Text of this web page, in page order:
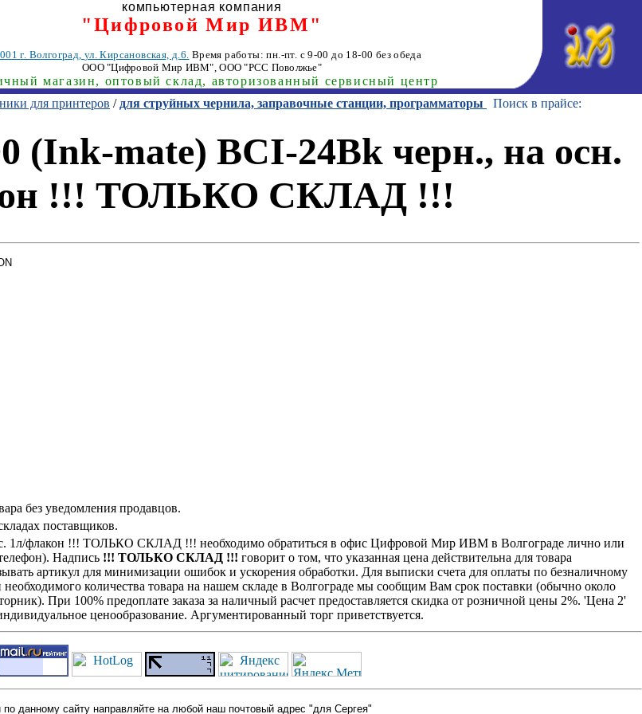
компьютерная компания
"Цифровой Мир ИВМ"
г. Волгоград, ул. Кирсановская, д.6. Время работы: пн.-пт. с 9-00 до 18-00 без обеда
ООО "Цифровой Мир ИВМ", ООО "РСС Поволжье"
магазин, оптовый склад, авторизованный сервисный центр
для принтеров / для струйных чернила, заправочные станции, программаторы Поиск в прайсе:
(Ink-mate) BCI-24Bk черн., на осн.
!!! ТОЛЬКО СКЛАД !!!
без уведомления продавцов.
поставщиков.
1л/флакон !!! ТОЛЬКО СКЛАД !!! необходимо обратиться в офис Цифровой Мир ИВМ в Волгограде лично или
Надпись !!! ТОЛЬКО СКЛАД !!! говорит о том, что указанная цена действительна для товара
артикул для минимизации ошибок и ускорения обработки. Для выписки счета для оплаты по безналичному
количества товара на нашем складе в Волгограде мы сообщим Вам срок поставки (обычно около
При 100% предоплате заказа за наличный расчет предоставляется скидка от розничной цены 2%. 'Цена 2'
ценообразование. Аргументированный торг приветствуется.
данному сайту направляйте на любой наш почтовый адрес "для Сергея"